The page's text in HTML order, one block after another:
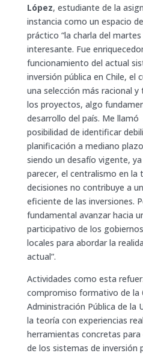
López, estudiante de la
instancia como un espacio
práctico “la charla del
interesante. Fue
funcionamiento del actual
inversión pública en Chile, el
una selección más racional
los proyectos, algo
desarrollo del país. Me
posibilidad de identificar
planificación a mediano
siendo un desafío vigente,
parecer, el centralismo en la
decisiones no contribuye a
eficiente de las inversiones.
fundamental avanzar hacia
participativo de los
locales para abordar la
actual”.
Actividades como esta
compromiso formativo de la
Administración Pública de la
la teoría con experiencias
herramientas concretas para
de los sistemas de inversión